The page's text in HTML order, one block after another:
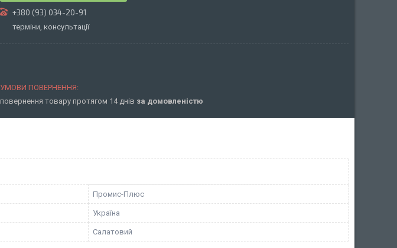
+380 (93) 034-20-91
терміни, консультації
повернення товару протягом 14 днів за домовленістю
Промис-Плюс
Україна
Салатовий